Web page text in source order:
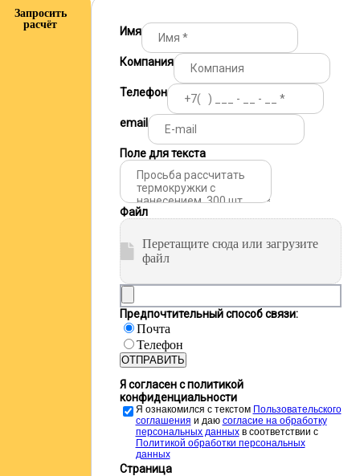
Запросить
расчёт
Имя
Компания
Телефон
email
Поле для текста
Файл
Перетащите сюда или загрузите
файл
Предпочтительный способ связи:
Почта
Телефон
ОТПРАВИТЬ
Я согласен с политикой
конфиденциальности
Я ознакомился с текстом Пользовательского
соглашения и даю cогласие на обработку
персональных данныхв соответствии с
Политикой обработки персональных
данных
Страница